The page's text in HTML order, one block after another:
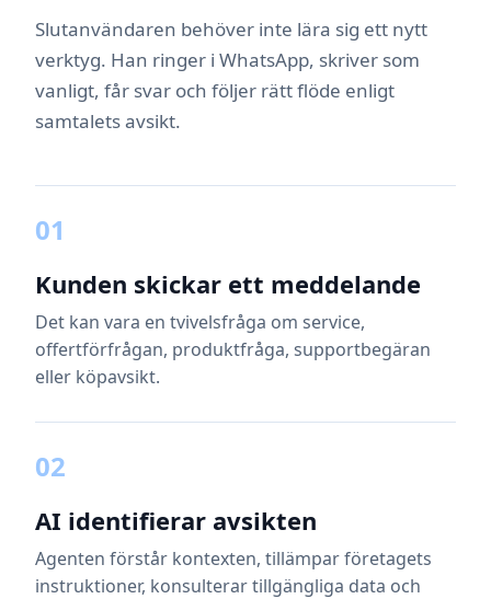
Slutanvändaren behöver inte lära sig ett nytt
verktyg. Han ringer i WhatsApp, skriver som
vanligt, får svar och följer rätt flöde enligt
samtalets avsikt.
01
Kunden skickar ett meddelande
Det kan vara en tvivelsfråga om service,
offertförfrågan, produktfråga, supportbegäran
eller köpavsikt.
02
AI identifierar avsikten
Agenten förstår kontexten, tillämpar företagets
instruktioner, konsulterar tillgängliga data och